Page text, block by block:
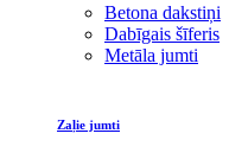
Betona dakstiņi
Dabīgais šīferis
Metāla jumti
Zaļie jumti